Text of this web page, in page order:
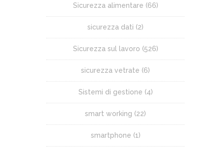
Sicurezza alimentare (66)
sicurezza dati (2)
Sicurezza sul lavoro (526)
sicurezza vetrate (6)
Sistemi di gestione (4)
smart working (22)
smartphone (1)